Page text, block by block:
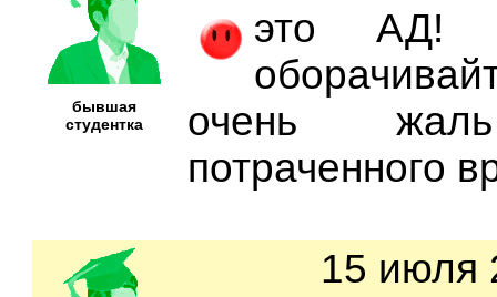
бывшая
студентка
это АД!
очень
потраченного
15 июля